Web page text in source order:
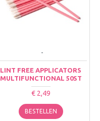
-
LINT FREE APPLICATORS
MULTIFUNCTIONAL 50ST
€ 2,49
BESTELLEN